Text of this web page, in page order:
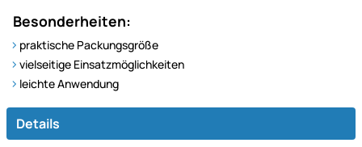
Besonderheiten:
praktische Packungsgröße
vielseitige Einsatzmöglichkeiten
leichte Anwendung
Details